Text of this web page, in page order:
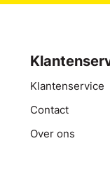
Klantenservice
Contact
Over ons